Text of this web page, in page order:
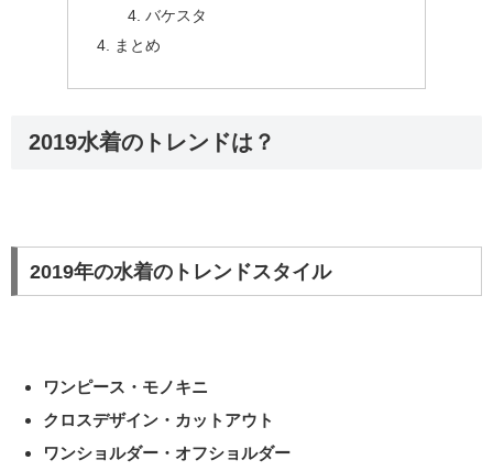
バケスタ
まとめ
2019水着のトレンドは？
2019年の水着のトレンドスタイル
ワンピース・モノキニ
クロスデザイン・カットアウト
ワンショルダー・オフショルダー